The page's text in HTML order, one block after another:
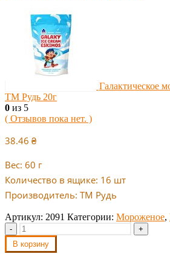
Галактическое
ТМ Рудь 20г
0 из 5
( Отзывов пока нет. )
38.46 ₴
Вес: 60 г
Количество в ящике: 16 шт
Производитель: ТМ Рудь
Артикул: 2091 Категории: Мороженое,
-
+
В корзину